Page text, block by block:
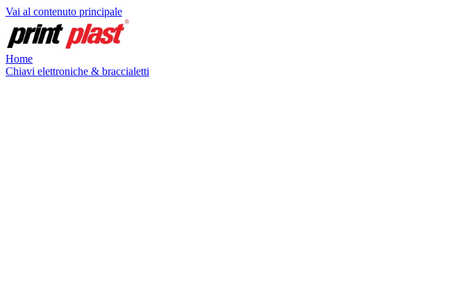
Vai al contenuto principale
Home
Chiavi elettroniche & braccialetti